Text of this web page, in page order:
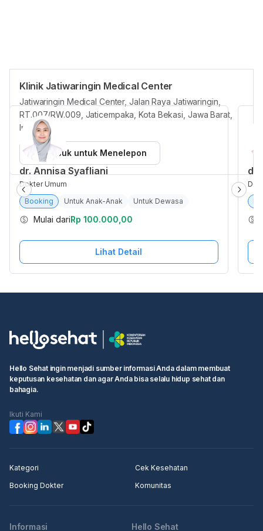
Klinik Jatiwaringin Medical Center
Jatiwaringin Medical Center, Jalan Raya Jatiwaringin,
RT.007/RW.009, Jaticempaka, Kota Bekasi, Jawa Barat,
Indonesia
Masuk untuk Menelepon
Dokter unggulan
dr. Annisa Syafliani
Dokter Umum
Booking
Untuk Anak-Anak Untuk Dewasa
Mulai dariRp 100.000,00
Lihat Detail
dr.
Hello Sehat ingin menjadi sumber informasi Anda dalam membuat
keputusan kesehatan dan agar Anda bisa selalu hidup sehat dan
bahagia.
Ikuti Kami
Kategori
Cek Kesehatan
Booking Dokter
Komunitas
Informasi Hello Sehat